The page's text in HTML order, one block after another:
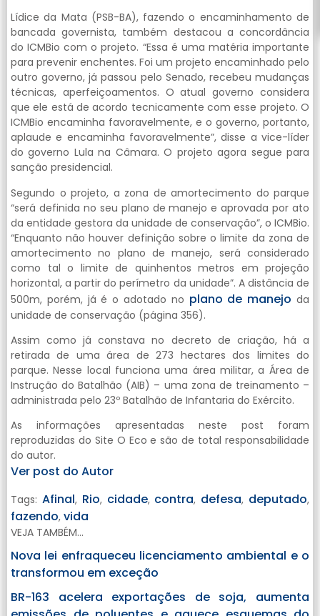
Lídice da Mata (PSB-BA), fazendo o encaminhamento de
bancada governista, também destacou a concordância
do ICMBio com o projeto. “Essa é uma matéria importante
para prevenir enchentes. Foi um projeto encaminhado pelo
outro governo, já passou pelo Senado, recebeu mudanças
técnicas, aperfeiçoamentos. O atual governo considera
que ele está de acordo tecnicamente com esse projeto. O
ICMBio encaminha favoravelmente, e o governo, portanto,
aplaude e encaminha favoravelmente”, disse a vice-líder
do governo Lula na Câmara. O projeto agora segue para
sanção presidencial.
Segundo o projeto, a zona de amortecimento do parque
“será definida no seu plano de manejo e aprovada por ato
da entidade gestora da unidade de conservação”, o ICMBio.
“Enquanto não houver definição sobre o limite da zona de
amortecimento no plano de manejo, será considerado
como tal o limite de quinhentos metros em projeção
horizontal, a partir do perímetro da unidade”. A distância de
500m, porém, já é o adotado no plano de manejo da
unidade de conservação (página 356).
Assim como já constava no decreto de criação, há a
retirada de uma área de 273 hectares dos limites do
parque. Nesse local funciona uma área militar, a Área de
Instrução do Batalhão (AIB) – uma zona de treinamento –
administrada pelo 23º Batalhão de Infantaria do Exército.
As informações apresentadas neste post foram
reproduzidas do Site O Eco e são de total responsabilidade
do autor.
Ver post do Autor
Tags: Afinal, Rio, cidade, contra, defesa, deputado,
fazendo, vida
VEJA TAMBÉM...
Nova lei enfraqueceu licenciamento ambiental e o
transformou em exceção
BR-163 acelera exportações de soja, aumenta